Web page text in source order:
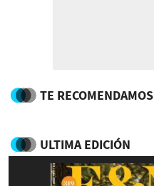
TE RECOMENDAMOS
ULTIMA EDICIÓN